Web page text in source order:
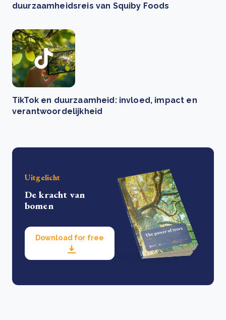
duurzaamheidsreis van Squiby Foods
TikTok en duurzaamheid: invloed, impact en
verantwoordelijkheid
Uitgelicht
De kracht van
bomen
Download for free